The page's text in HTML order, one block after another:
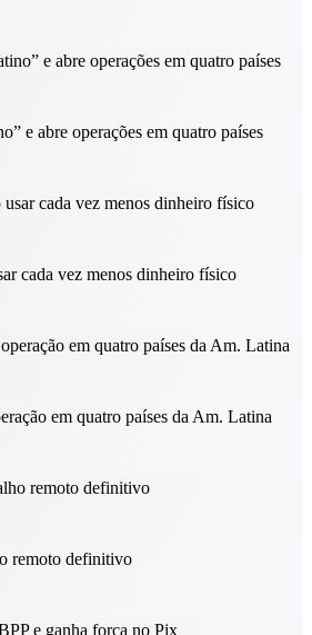
e abre operações em quatro países
cada vez menos dinheiro físico
em quatro países da Am. Latina
remoto definitivo